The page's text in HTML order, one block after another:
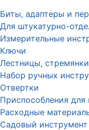
Биты, адаптеры и
Для штукатурно-
Измерительные
Ключи
Лестницы,
Набор ручных
Отвертки
Приспособления для
Расходные
Садовый инструмент